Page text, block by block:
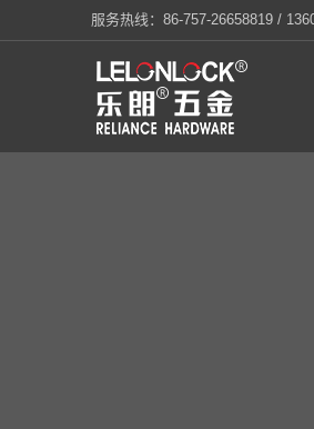
服务热线：86-757-26658819 /